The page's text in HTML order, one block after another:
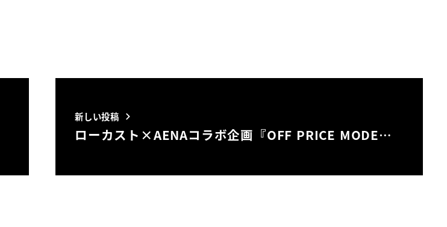
新しい投稿
ローカスト×AENAコラボ企画『OFF PRICE MODE…